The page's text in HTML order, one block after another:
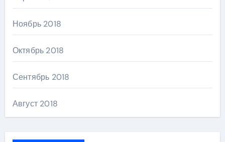
Ноябрь 2018
Октябрь 2018
Сентябрь 2018
Август 2018